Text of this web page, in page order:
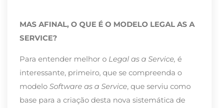
MAS AFINAL, O QUE É O MODELO LEGAL AS A
SERVICE?
Para entender melhor o Legal as a Service, é
interessante, primeiro, que se compreenda o
modelo Software as a Service, que serviu como
base para a criação desta nova sistemática de